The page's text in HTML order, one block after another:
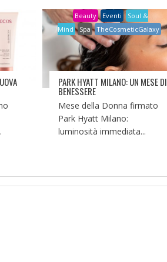
Beauty Eventi
Soul &
Mind
Spa TheCosmeticGalaxy
PARK HYATT MILANO: UN MESE DI
BENESSERE
Mese della Donna firmato
Park Hyatt Milano:
luminosità immediata...